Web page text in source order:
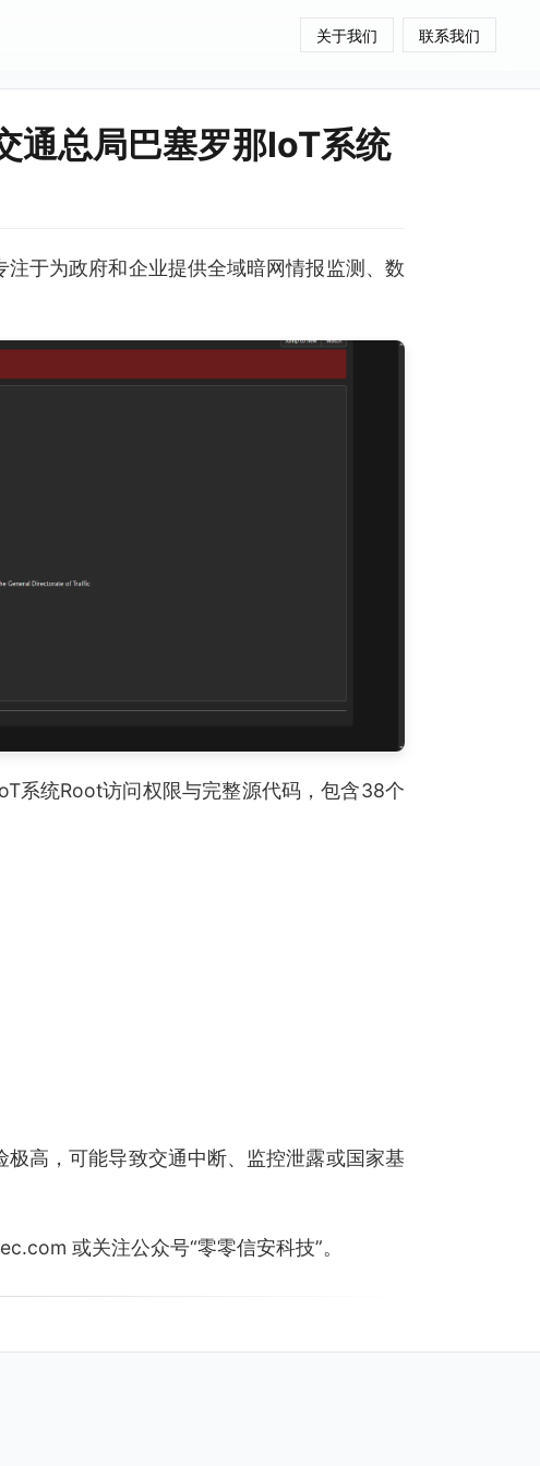
关于我们 联系我们
通总局巴塞罗那IoT系统
于为政府和企业提供全域暗网情报监测、数
系统Root访问权限与完整源代码，包含38个
高，可能导致交通中断、监控泄露或国家基
或关注公众号“零零信安科技”。